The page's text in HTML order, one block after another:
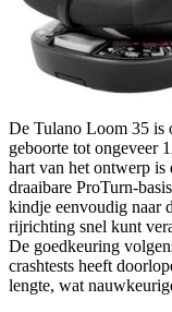
De Tulano Loom 35 is
geboorte tot ongeveer
hart van het ontwerp is
draaibare
kindje eenvoudig naar
rijrichting snel kunt
De goedkeuring
crashtests heeft
lengte, wat